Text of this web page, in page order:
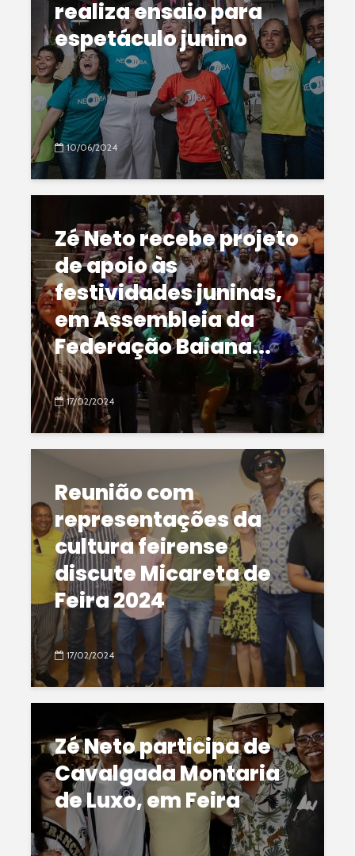
realiza ensaio para
espetáculo junino
10/06/2024
Zé Neto recebe projeto
de apoio às
festividades juninas,
em Assembleia da
Federação Baiana...
17/02/2024
Reunião com
representações da
cultura feirense
discute Micareta de
Feira 2024
17/02/2024
Zé Neto participa de
Cavalgada Montaria
de Luxo, em Feira